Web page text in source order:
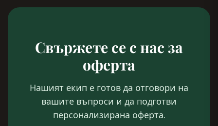
Свържете се с нас за
оферта
Нашият екип е готов да отговори на
вашите въпроси и да подготви
персонализирана оферта.